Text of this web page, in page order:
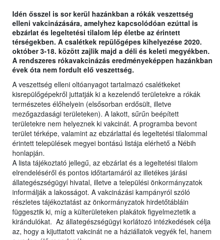
Idén ősszel is sor kerül hazánkban a rókák veszettség
elleni vakcinázására, amelyhez kapcsolódóan ezúttal is
ebzárlat és legeltetési tilalom lép életbe az érintett
térségekben. A csalétkek repülőgépes kihelyezése 2020.
október 3-18. között zajlik majd a déli és keleti megyékben.
A rendszeres rókavakcinázás eredményeképpen hazánkban
évek óta nem fordult elő veszettség.
A veszettség elleni oltóanyagot tartalmazó csalétkeket
kisrepülőgépekről juttatják ki a kezelendő területekre a rókák
természetes élőhelyein (elsősorban erdősült, illetve
mezőgazdasági területeken). A lakott, sűrűn beépített
területekre nem helyeznek ki vakcinát. A programba bevont
terület térképe, valamint az ebzárlattal és legeltetési tilalommal
érintett települések megyei bontású listája elérhető a Nébih
honlapján.
A lista tájékoztató jellegű, az ebzárlat és a legeltetési tilalom
elrendeléséről és pontos időtartamáról az illetékes járási
állategészségügyi hivatal, illetve a települési önkormányzatok
informálják a lakosságot. A vakcinázási kampányról szóló
részletes tájékoztatást az önkormányzatok hirdetőtábláin
függesztik ki, míg a külterületeken plakátok figyelmeztetik a
kirándulókat. Az állategészségügyi korlátozó intézkedések célja
az, hogy a kijuttatott vakcinát ne a háziállatok vegyék fel, hanem